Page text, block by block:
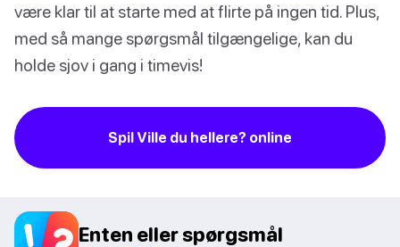
være klar til at starte med at flirte på ingen tid. Plus,
med så mange spørgsmål tilgængelige, kan du
holde sjov i gang i timevis!
Spil Ville du hellere? online
Enten eller spørgsmål